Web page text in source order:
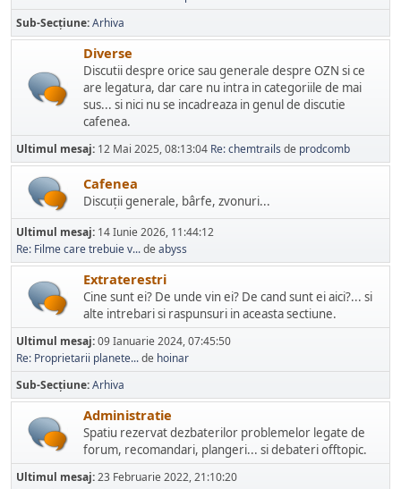
Sub-Secțiune Arhiva
Diverse
Discutii despre orice sau generale despre OZN si ce
are legatura, dar care nu intra in categoriile de mai
sus... si nici nu se incadreaza in genul de discutie
cafenea.
Ultimul mesaj: 12 Mai 2025, 08:13:04 Re: chemtrails de prodcomb
Cafenea
Discuţii generale, bârfe, zvonuri...
Ultimul mesaj: 14 Iunie 2026, 11:44:12
Re: Filme care trebuie v...de abyss
Extraterestri
Cine sunt ei? De unde vin ei? De cand sunt ei aici?... si
alte intrebari si raspunsuri in aceasta sectiune.
Ultimul mesaj:09 Ianuarie 2024, 07:45:50
Re: Proprietarii planete...de hoinar
Sub-Secțiune Arhiva
Administratie
Spatiu rezervat dezbaterilor problemelor legate de
forum, recomandari, plangeri... si debateri offtopic.
Ultimul mesaj:23 Februarie 2022, 21:10:20